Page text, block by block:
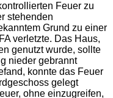
Feuer zu
stehenden
Grund zu einer
verletzte. Das Haus,
genutzt wurde, sollte
nieder gebrannt
konnte das Feuer
gelegt
ohne einzugreifen,